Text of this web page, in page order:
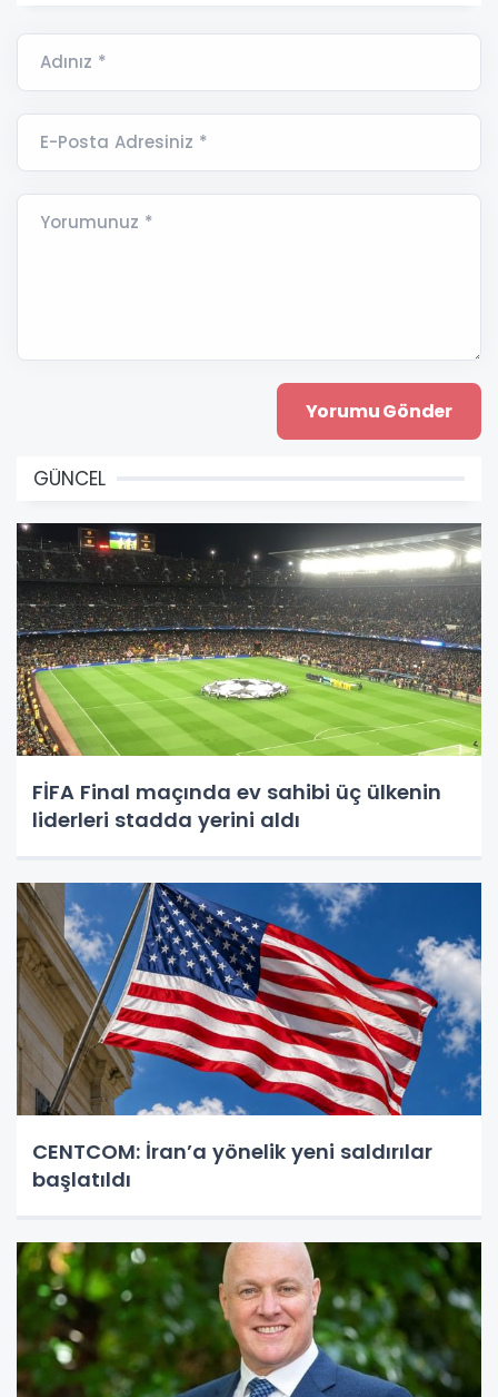
Adınız *
E-Posta Adresiniz *
Yorumunuz *
GÜNCEL
FİFA Final maçında ev sahibi üç ülkenin
liderleri stadda yerini aldı
CENTCOM: İran’a yönelik yeni saldırılar
başlatıldı